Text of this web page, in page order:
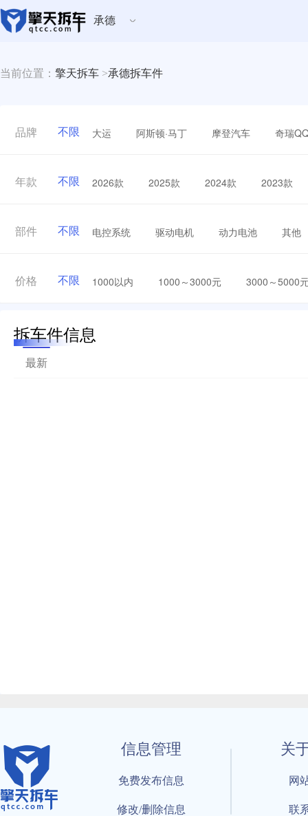
承德
当前位置： 擎天拆车 >承德拆车件
品牌 不限 大运 阿斯顿·马丁 摩登汽车 奇瑞
年款 不限 2026款 2025款 2024款 2023款
部件 不限 电控系统 驱动电机 动力电池 其他
价格 不限 1000以内 1000～3000元 3000～5000
拆车件信息
最新
信息管理
免费发布信息
修改/删除信息
关
网
联